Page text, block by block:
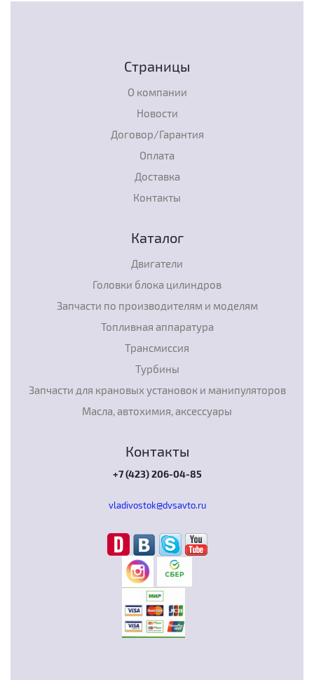
Страницы
О компании
Новости
Договор/Гарантия
Оплата
Доставка
Контакты
Каталог
Двигатели
Головки блока цилиндров
Запчасти по производителям и моделям
Топливная аппаратура
Трансмиссия
Турбины
Запчасти для крановых установок и манипуляторов
Масла, автохимия, аксессуары
Контакты
+7 (423) 206-04-85
vladivostok@dvsavto.ru